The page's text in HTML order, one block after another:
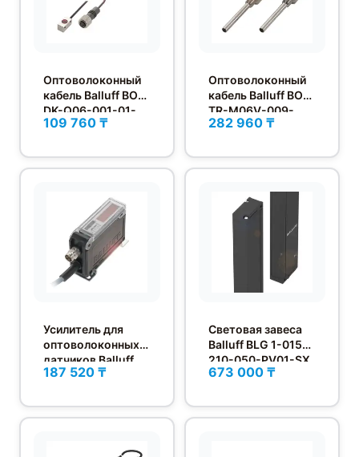
Оптоволоконный
кабель Balluff BOH
DK-Q06-001-01-
S49F
109 760 ₸
Оптоволоконный
кабель Balluff BOH
TR-M06V-009-
S49/S75-SA3
282 960 ₸
Усилитель для
оптоволоконных
датчиков Balluff
BAE SA-OH-040-
187 520 ₸
Световая завеса
Balluff BLG 1-015-
210-050-PV01-SX
673 000 ₸